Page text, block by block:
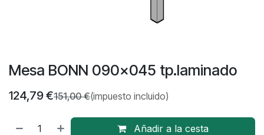
Mesa BONN 090x045 tp.laminado
124,79€151,00€(impuesto incluido)
Añadir a la cesta